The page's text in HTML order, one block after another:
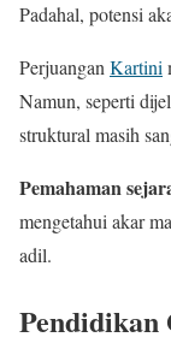
Padahal, potensi
PerjuanganKartini
Namun, seperti
struktural masih
Pemahaman
mengetahui akar
adil.
Pendidikan